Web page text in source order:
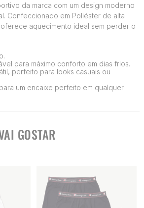
da marca com um design moderno
Confeccionado em Poliéster de alta
aquecimento ideal sem perder o
para máximo conforto em dias frios.
perfeito para looks casuais ou
um encaixe perfeito em qualquer
GOSTAR